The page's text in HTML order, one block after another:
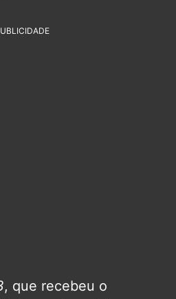
, que recebeu o